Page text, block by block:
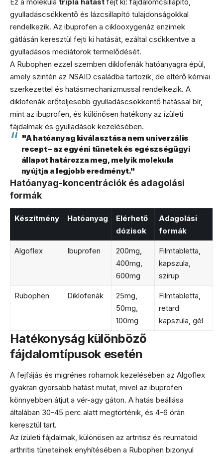
gyulladáscsökkentő és lázcsillapító tulajdonságokkal
rendelkezik. Az ibuprofen a ciklooxygenáz enzimek
gátlásán keresztül fejti ki hatását, ezáltal csökkentve a
gyulladásos mediátorok termelődését.
A Rubophen ezzel szemben diklofenák hatóanyagra épül,
amely szintén az NSAID családba tartozik, de eltérő kémiai
szerkezettel és hatásmechanizmussal rendelkezik. A
diklofenák erőteljesebb gyulladáscsökkentő hatással bír,
mint az ibuprofen, és különösen hatékony az ízületi
fájdalmak és gyulladások kezelésében.
"A hatóanyag kiválasztása nem univerzális
recept – az egyéni tünetek és egészségügyi
állapot határozza meg, melyik molekula
nyújtja a legjobb eredményt."
Hatóanyag-koncentrációk és adagolási
formák
Készítmény Hatóanyag
Elérhető
dózisok
Adagolási
formák
Algoflex Ibuprofen
200mg,
400mg,
600mg
Filmtabletta,
kapszula,
szirup
Rubophen Diklofenák
25mg,
50mg,
100mg
Filmtabletta,
retard
kapszula, gél
Hatékonyság különböző
fájdalomtípusok esetén
A fejfájás és migrénes rohamok kezelésében az Algoflex
gyakran gyorsabb hatást mutat, mivel az ibuprofen
könnyebben átjut a vér-agy gáton. A hatás beállása
általában 30-45 perc alatt megtörténik, és 4-6 órán
keresztül tart.
Az ízületi fájdalmak, különösen az artritisz és reumatoid
arthritis tüneteinek enyhítésében a Rubophen bizonyul